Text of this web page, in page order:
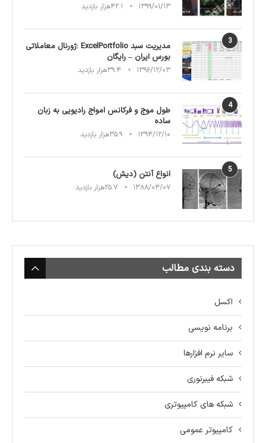
۱۳۹۹/۰۱/۱۳ ۴۲.۱هزار بازدید
3
مدیریت سبد ExcelPortfolio :ژورنال معاملاتی
بورس ایران – رایگان
۱۳۹۶/۱۲/۰۳ ۳۹.۴هزار بازدید
4
طول موج و فرکانس امواج رادیویی به زبان
ساده
۱۳۹۴/۱۲/۱۰ ۳۵.۹هزار بازدید
5 انواع آنتن (دیش)
۱۳۸۸/۰۴/۰۷ ۲۵.۷هزار بازدید
دسته بندی مطالب
اکسل
برنامه نویسی
سایر نرم افزارها
شبکه فیبرنوری
شبکه های کامپیوتری
کامپیوتر عمومی